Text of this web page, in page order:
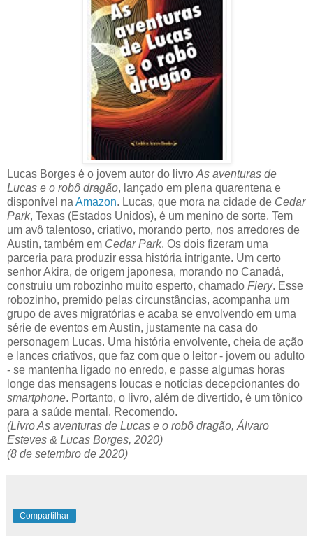
Lucas Borges é o jovem autor do livro As aventuras de
Lucas e o robô dragão, lançado em plena quarentena e
disponível na Amazon. Lucas, que mora na cidade de Cedar
Park, Texas (Estados Unidos), é um menino de sorte. Tem
um avô talentoso, criativo, morando perto, nos arredores de
Austin, também em Cedar Park. Os dois fizeram uma
parceria para produzir essa história intrigante. Um certo
senhor Akira, de origem japonesa, morando no Canadá,
construiu um robozinho muito esperto, chamado Fiery. Esse
robozinho, premido pelas circunstâncias, acompanha um
grupo de aves migratórias e acaba se envolvendo em uma
série de eventos em Austin, justamente na casa do
personagem Lucas. Uma história envolvente, cheia de ação
e lances criativos, que faz com que o leitor - jovem ou adulto
- se mantenha ligado no enredo, e passe algumas horas
longe das mensagens loucas e notícias decepcionantes do
smartphone. Portanto, o livro, além de divertido, é um tônico
para a saúde mental. Recomendo.
(Livro As aventuras de Lucas e o robô dragão, Álvaro
Esteves & Lucas Borges, 2020)
(8 de setembro de 2020)
Compartilhar